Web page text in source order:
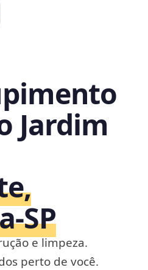
Jardim
e limpeza.
perto de você.